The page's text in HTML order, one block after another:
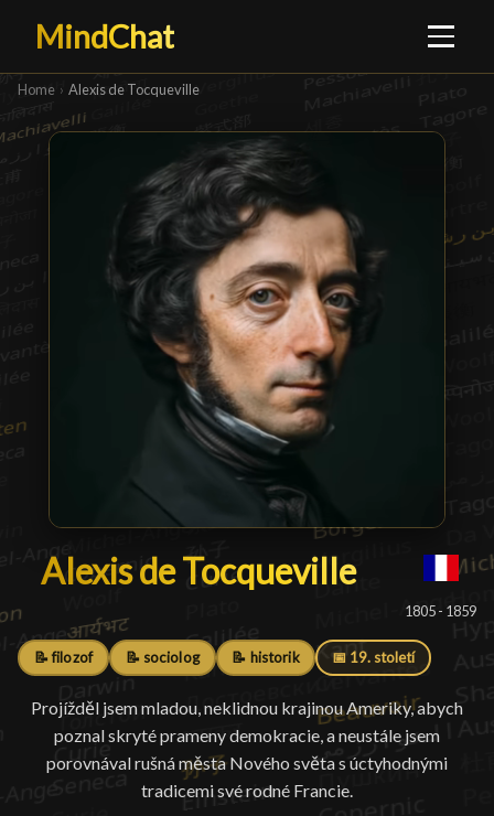
MindChat
Home › Alexis de Tocqueville
Alexis de Tocqueville
Alexis de Tocqueville█
1805 - 1859
📝 filozof 📝 sociolog 📝 historik 📅 19. století
Projížděl jsem mladou, neklidnou krajinou Ameriky, abych
poznal skryté prameny demokracie, a neustále jsem
porovnával rušná města Nového světa s úctyhodnými
tradicemi své rodné Francie.